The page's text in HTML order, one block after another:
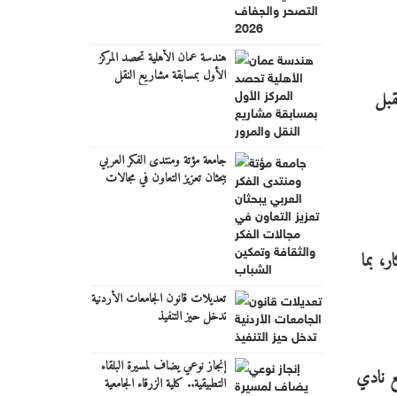
بما
نادي
هندسة عمان الأهلية تحصد المركز
الأول بمسابقة مشاريع النقل
جامعة مؤتة ومنتدى الفكر العربي
يبحثان تعزيز التعاون في مجالات
تعديلات قانون الجامعات الأردنية
تدخل حيز التنفيذ
إنجاز نوعي يضاف لمسيرة البلقاء
التطبيقية.. كلية الزرقاء الجامعية